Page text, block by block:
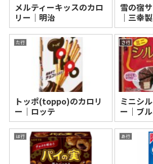
メルティーキッスのカロ
リー｜明治
雪の宿
｜三幸
た行
トッポ(toppo)のカロリ
ー｜ロッテ
さ行
ミニシ
ー｜ブ
は行 あ行